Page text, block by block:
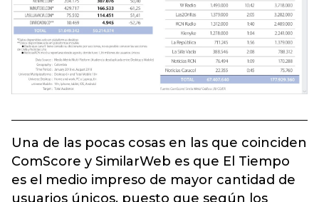
Una de las pocas cosas en las que coinciden
ComScore y SimilarWeb es que El Tiempo
es el medio impreso de mayor cantidad de
usuarios únicos, puesto que según los